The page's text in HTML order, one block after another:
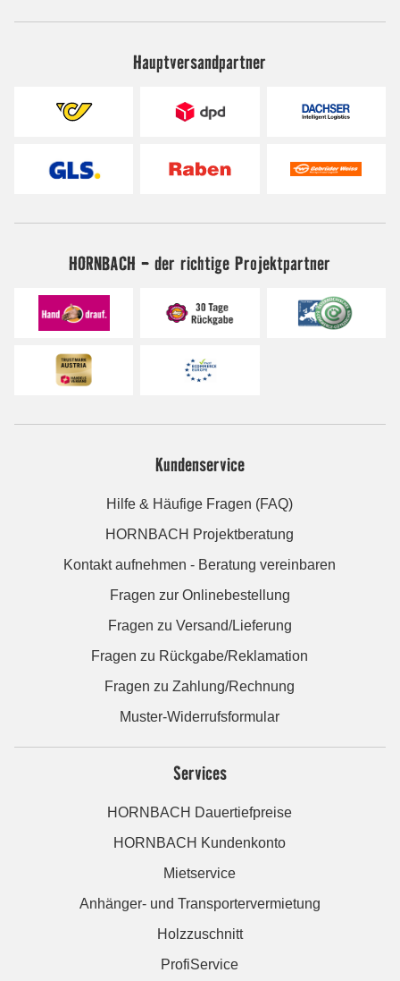
Hauptversandpartner
HORNBACH - der richtige Projektpartner
Kundenservice
Hilfe & Häufige Fragen (FAQ)
HORNBACH Projektberatung
Kontakt aufnehmen - Beratung vereinbaren
Fragen zur Onlinebestellung
Fragen zu Versand/Lieferung
Fragen zu Rückgabe/Reklamation
Fragen zu Zahlung/Rechnung
Muster-Widerrufsformular
Services
HORNBACH Dauertiefpreise
HORNBACH Kundenkonto
Mietservice
Anhänger- und Transportervermietung
Holzzuschnitt
ProfiService